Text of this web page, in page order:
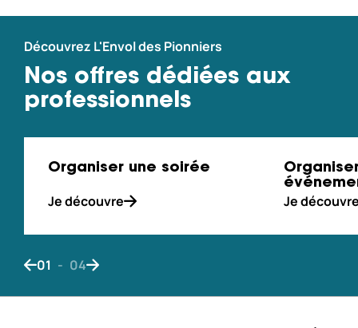
Découvrez L'Envol des Pionniers
Nos offres dédiées aux
professionnels
Organiser une soirée
Je découvre Je
Bouton de navigation précédent
01 - 04Bouton de navigation suivant